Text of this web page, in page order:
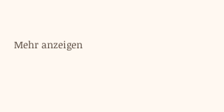
Mehr anzeigen